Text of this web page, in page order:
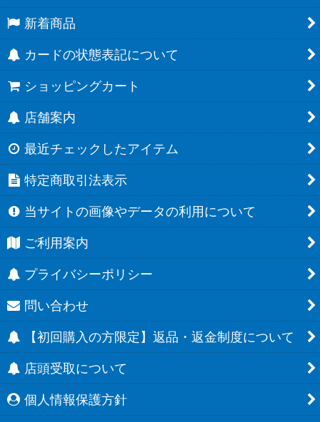
新着商品
カードの状態表記について
ショッピングカート
店舗案内
最近チェックしたアイテム
特定商取引法表示
当サイトの画像やデータの利用について
ご利用案内
プライバシーポリシー
問い合わせ
【初回購入の方限定】返品・返金制度について
店頭受取について
個人情報保護方針